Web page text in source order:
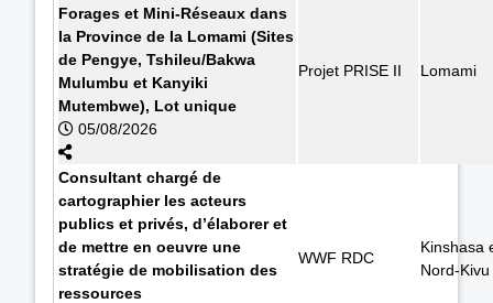
Forages et Mini-Réseaux dans
la Province de la Lomami (Sites
de Pengye, Tshileu/Bakwa
Mulumbu et Kanyiki
Mutembwe), Lot unique
05/08/2026
Projet PRISE II Lomami
Consultant chargé de
cartographier les acteurs
publics et privés, d’élaborer et
de mettre en oeuvre une
stratégie de mobilisation des
ressources
WWF RDC
Kinshasa
Nord-Kivu